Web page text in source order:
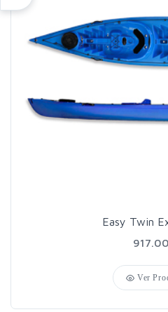
Easy Twin
Ver